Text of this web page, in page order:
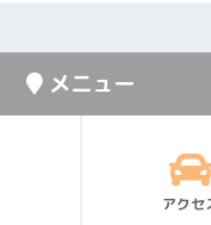
メニュー
アクセ